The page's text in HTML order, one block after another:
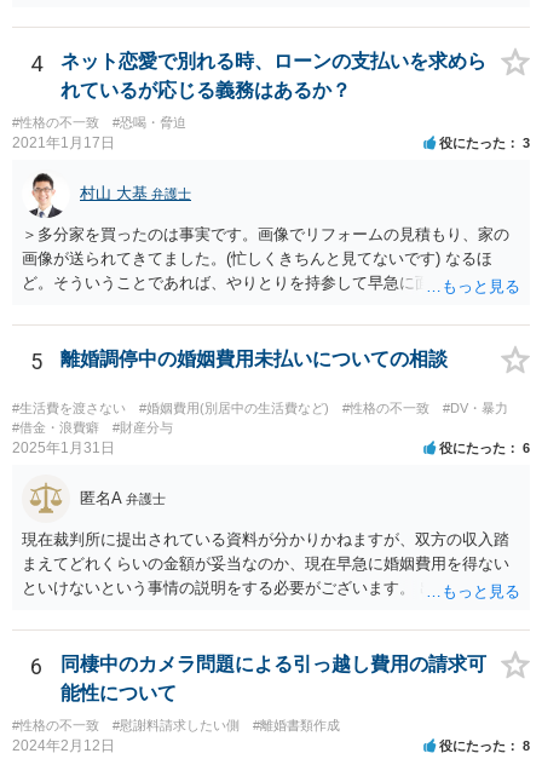
さなければならない】ということですが、元夫がご友人に出産祝いを
贈る場合、その意味合いは贈与・お祝いであって返礼（≒内祝い）で
はないはずです。（というより、返礼義務履行のような意味合いだと
したら、出産祝いを受け取る側も気持ちの問題として嫌なのではない
でしょうか。） いずれにしましても、貴方に返還義務はないので応じ
る必要はありません。あまりにしつこいようであれば、弁護士から内
容証明などで通知すれば止まるのではないかと思います。
4
ネット恋愛で別れる時、ローンの支払いを求めら
れているが応じる義務はあるか？
#性格の不一致 #恐喝・脅迫
2021年1月17日 役にたった 3
村山 大基 弁護士
＞多分家を買ったのは事実です。画像でリフォームの見積もり、家の
画像が送られてきてました。(忙しくきちんと見てないです) なるほ
ど。そういうことであれば、やりとりを持参して早急に面談相談に行
5 離婚調停中の婚姻費用未払いについての相談
#生活費を渡さない #婚姻費用(別居中の生活費など) #性格の不一致
#DV・暴力
#借金・浪費癖
#財産分与
2025年1月31日 役にたった 6
匿名A 弁護士
現在裁判所に提出されている資料が分かりかねますが、双方の収入踏
まえてどれくらいの金額が妥当なのか、現在早急に婚姻費用を得ない
といけないという事情の説明をする必要がございます。 出来なくはな
収入にもよりますが、弁護士費用を拠出することが困難でも法テラス
の利用等もございますので全体的な方針の相談をされることをおすす
めします。
6
同棲中のカメラ問題による引っ越し費用の請求可
能性について
#性格の不一致 #慰謝料請求したい側 #離婚書類作成
2024年2月12日 役にたった 8